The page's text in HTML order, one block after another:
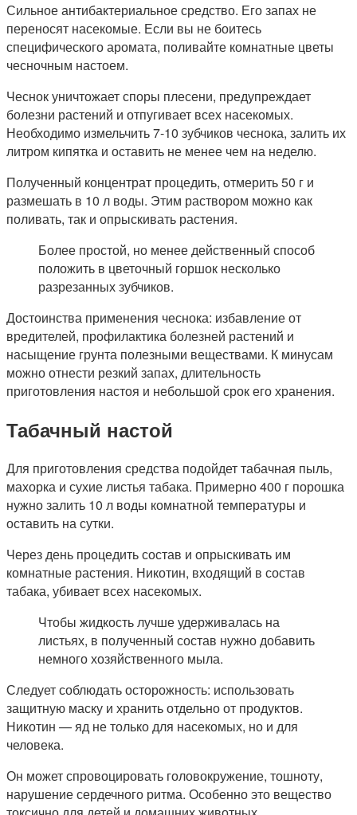
Сильное антибактериальное средство. Его запах не
переносят насекомые. Если вы не боитесь
специфического аромата, поливайте комнатные цветы
чесночным настоем.
Чеснок уничтожает споры плесени, предупреждает
болезни растений и отпугивает всех насекомых.
Необходимо измельчить 7-10 зубчиков чеснока, залить их
литром кипятка и оставить не менее чем на неделю.
Полученный концентрат процедить, отмерить 50 г и
размешать в 10 л воды. Этим раствором можно как
поливать, так и опрыскивать растения.
Более простой, но менее действенный способ
положить в цветочный горшок несколько
разрезанных зубчиков.
Достоинства применения чеснока: избавление от
вредителей, профилактика болезней растений и
насыщение грунта полезными веществами. К минусам
можно отнести резкий запах, длительность
приготовления настоя и небольшой срок его хранения.
Табачный настой
Для приготовления средства подойдет табачная пыль,
махорка и сухие листья табака. Примерно 400 г порошка
нужно залить 10 л воды комнатной температуры и
оставить на сутки.
Через день процедить состав и опрыскивать им
комнатные растения. Никотин, входящий в состав
табака, убивает всех насекомых.
Чтобы жидкость лучше удерживалась на
листьях, в полученный состав нужно добавить
немного хозяйственного мыла.
Следует соблюдать осторожность: использовать
защитную маску и хранить отдельно от продуктов.
Никотин — яд не только для насекомых, но и для
человека.
Он может спровоцировать головокружение, тошноту,
нарушение сердечного ритма. Особенно это вещество